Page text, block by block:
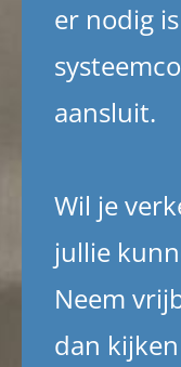
er nodig
aansluit.
Wil je
jullie
Neem
dan